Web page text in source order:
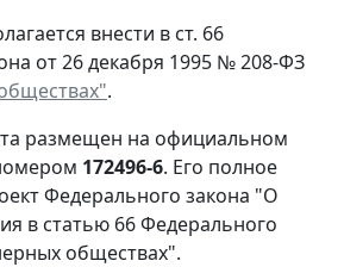
внести в ст. 66
от 26 декабря 1995 № 208-ФЗ
.
размещен на официальном
172496-6. Его полное
Федерального закона "О
в статью 66 Федерального
обществах".